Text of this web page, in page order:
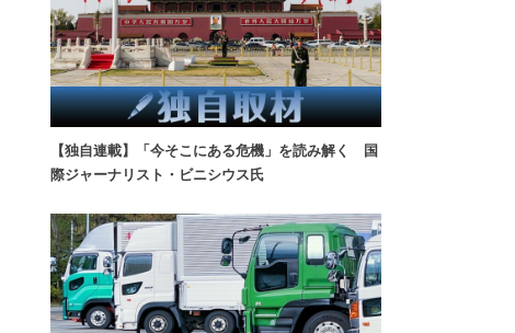
【独自連載】「今そこにある危機」を読み解く 国
際ジャーナリスト・ビニシウス氏